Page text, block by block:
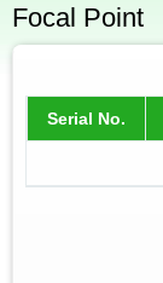
Focal Point
Serial No.